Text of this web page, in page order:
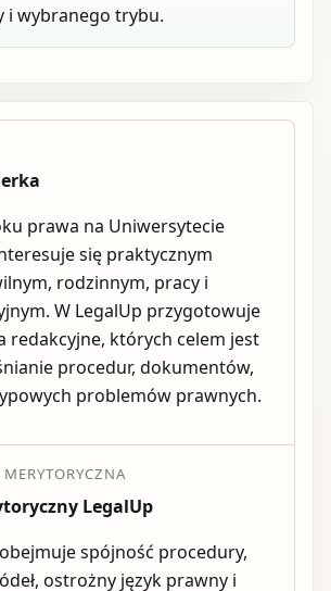
i wybranego trybu.
prawa na Uniwersytecie
się praktycznym
rodzinnym, pracy i
W LegalUp przygotowuje
redakcyjne, których celem jest
procedur, dokumentów,
problemów prawnych.
LegalUp
spójność procedury,
ostrożny język prawny i